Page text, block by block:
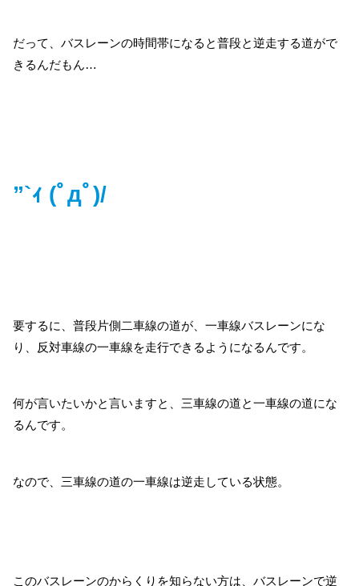
だって、バスレーンの時間帯になると普段と逆走する道がで
きるんだもん…
”`ｨ (ﾟдﾟ)/
要するに、普段片側二車線の道が、一車線バスレーンにな
り、反対車線の一車線を走行できるようになるんです。
何が言いたいかと言いますと、三車線の道と一車線の道にな
るんです。
なので、三車線の道の一車線は逆走している状態。
このバスレーンのからくりを知らない方は、バスレーンで逆